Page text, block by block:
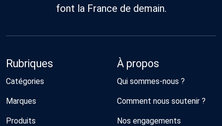
font la France de demain.
Rubriques
Catégories
Marques
Produits
À propos
Qui sommes-nous ?
Comment nous soutenir ?
Nos engagements